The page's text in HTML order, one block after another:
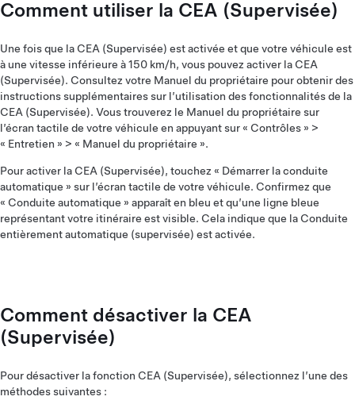
Comment utiliser la CEA (Supervisée)
Une fois que la CEA (Supervisée) est activée et que votre véhicule est
à une vitesse inférieure à 150 km/h, vous pouvez activer la CEA
(Supervisée). Consultez votre Manuel du propriétaire pour obtenir des
instructions supplémentaires sur l’utilisation des fonctionnalités de la
CEA (Supervisée). Vous trouverez le Manuel du propriétaire sur
l’écran tactile de votre véhicule en appuyant sur « Contrôles » >
« Entretien » > « Manuel du propriétaire ».
Pour activer la CEA (Supervisée), touchez « Démarrer la conduite
automatique » sur l’écran tactile de votre véhicule. Confirmez que
« Conduite automatique » apparaît en bleu et qu’une ligne bleue
représentant votre itinéraire est visible. Cela indique que la Conduite
entièrement automatique (supervisée) est activée.
Comment désactiver la CEA
(Supervisée)
Pour désactiver la fonction CEA (Supervisée), sélectionnez l’une des
méthodes suivantes :